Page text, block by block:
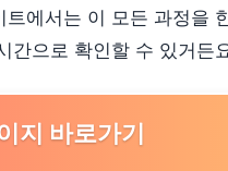
에서는 이 모든 과정을
간으로 확인할 수 있거든
지 바로가기